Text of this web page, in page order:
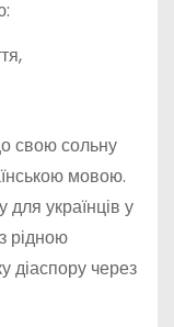
свою сольну
мовою.
українців у
рідною
діаспору через